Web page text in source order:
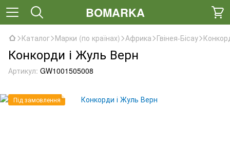
BOMARKA
Каталог Марки (по країнах) Африка Гвінея-Бісау
Конкорди і Жуль Верн
Артикул: GW1001505008
Під замовлення